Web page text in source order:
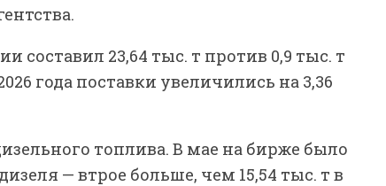
составил 23,64 тыс. т против 0,9 тыс. т
года поставки увеличились на 3,36
топлива. В мае на бирже было
— втрое больше, чем 15,54 тыс. т в